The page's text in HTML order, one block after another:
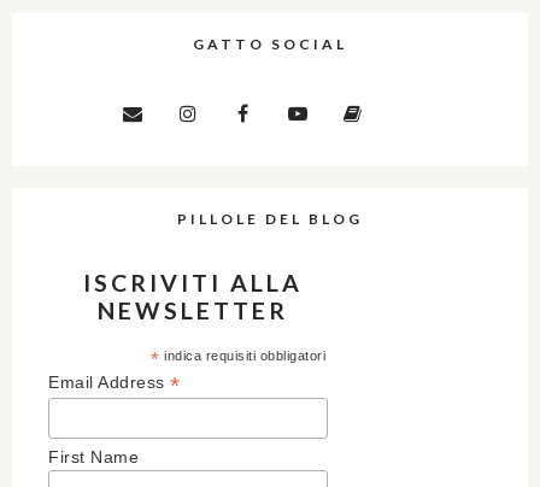
GATTO SOCIAL
PILLOLE DEL BLOG
ISCRIVITI ALLA
NEWSLETTER
* indica requisiti obbligatori
Email Address *
First Name